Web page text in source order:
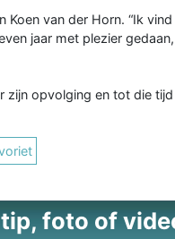
van der Horn. “Ik
jaar met plezier
opvolging en tot die
foto of